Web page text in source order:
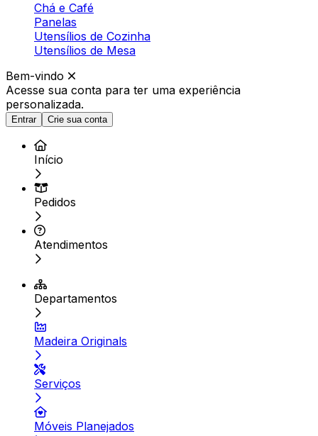
Chá e Café
Panelas
Utensílios de Cozinha
Utensílios de Mesa
Bem-vindo
Acesse sua conta para ter uma experiência
personalizada.
Entrar Crie sua conta
Início
Pedidos
Atendimentos
Departamentos
Madeira Originals
Serviços
Móveis Planejados